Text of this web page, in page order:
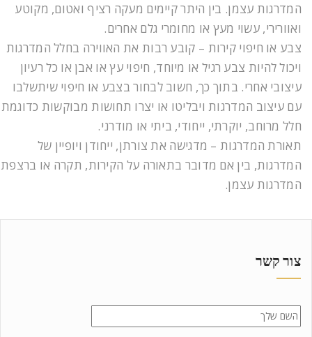
המדרגות עצמן. בין היתר קיימים מעקה רציף ואטום, מקוטע
ואוורירי, עשוי מעץ או מחומרי גלם אחרים.
צבע או חיפוי קירות – קובע רבות את האווירה בחלל המדרגות
ויכול להיות צבע רגיל או מיוחד, חיפוי עץ או אבן או כל רעיון
עיצובי אחרי. בתוך כך, חשוב לבחור בצבע או חיפוי שיתשלבו
עם עיצוב המדרגות ויבליטו או יצרו תחושות מבוקשות כדוגמת
חלל מרוחב, יוקרתי, ייחודי, ביתי או מודרני.
תאורת המדרגות – מדגישה את צורתן, ייחודן ויופיין של
המדרגות, בין אם מדובר בתאורה על הקירות, תקרה או ברצפת
המדרגות עצמן.
צור קשר